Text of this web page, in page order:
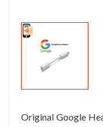
Original Google